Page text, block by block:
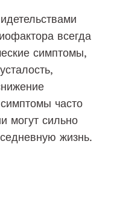
всегда
симптомы,
часто
могут сильно
жизнь.